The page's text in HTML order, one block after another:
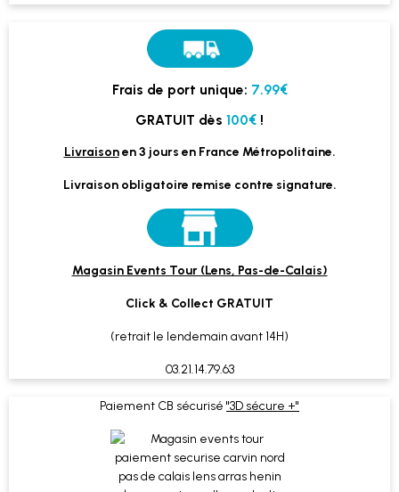
Frais de port unique: 7.99€
GRATUIT dès 100€ !
Livraisonen 3 jours en France Métropolitaine.
Livraison obligatoire remise contre signature.
Magasin Events Tour (Lens, Pas-de-Calais)
Click & Collect GRATUIT
(retrait le lendemain avant 14H)
03.21.14.79.63
Paiement CB sécurisé "3D sécure +"